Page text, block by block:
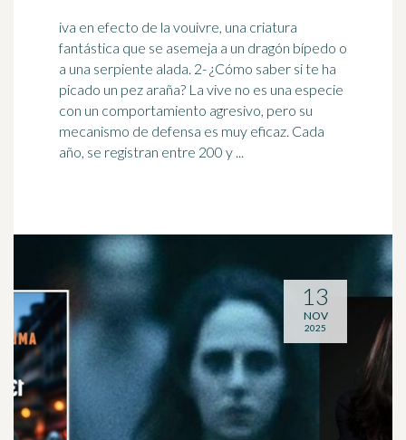
iva en efecto de la vouivre, una criatura
fantástica que se asemeja a un dragón bípedo o
a una serpiente alada. 2- ¿Cómo saber si te ha
picado un pez araña? La vive no es una especie
con un comportamiento agresivo, pero su
mecanismo de defensa es muy eficaz. Cada
año, se registran entre 200 y ...
13
NOV
2025